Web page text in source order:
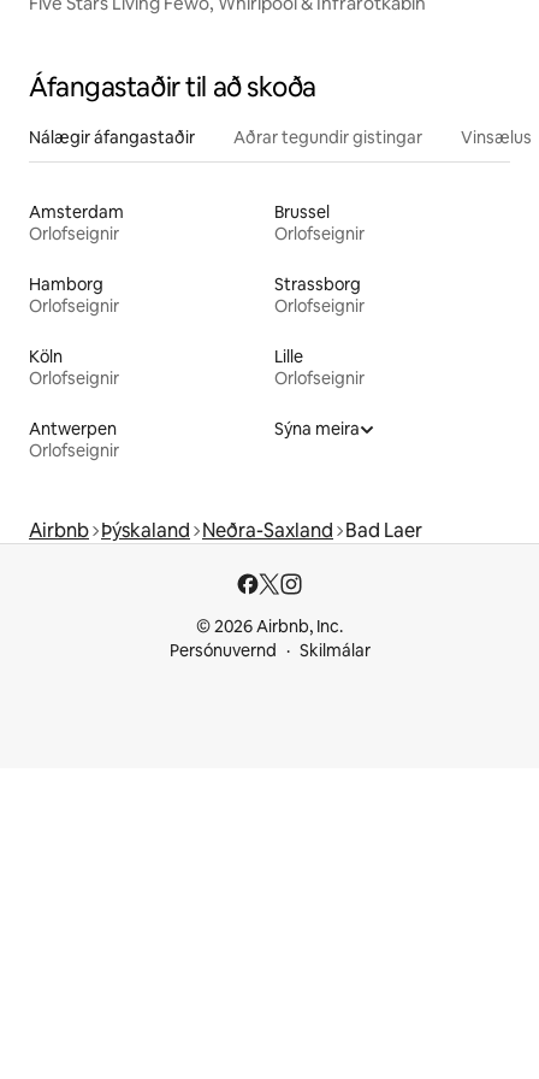
Áfangastaðir til að skoða
Nálægir áfangastaðir Aðrar tegundir gistingar
Amsterdam
Orlofseignir
Brussel
Orlofseignir
Hamborg
Orlofseignir
Strassborg
Orlofseignir
Köln
Orlofseignir
Lille
Orlofseignir
Antwerpen
Orlofseignir
Sýna meira
Airbnb Þýskaland Neðra-Saxland Bad Laer
© 2026 Airbnb, Inc.
Persónuvernd
Skilmálar